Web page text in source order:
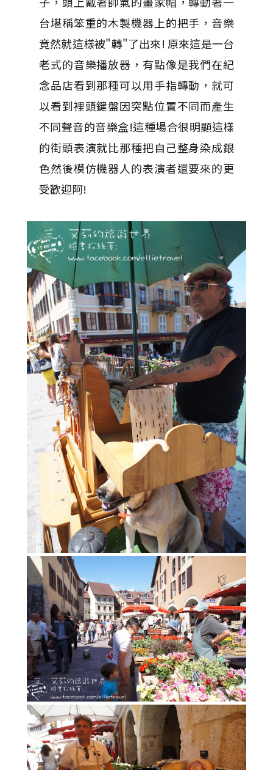
台堪稱笨重的木製機器上的把手，音樂
竟然就這樣被"轉"了出來! 原來這是一台
老式的音樂播放器，有點像是我們在紀
念品店看到那種可以用手指轉動，就可
以看到裡頭鍵盤因突點位置不同而產生
不同聲音的音樂盒!這種場合很明顯這樣
的街頭表演就比那種把自己整身染成銀
色然後模仿機器人的表演者還要來的更
受歡迎阿!